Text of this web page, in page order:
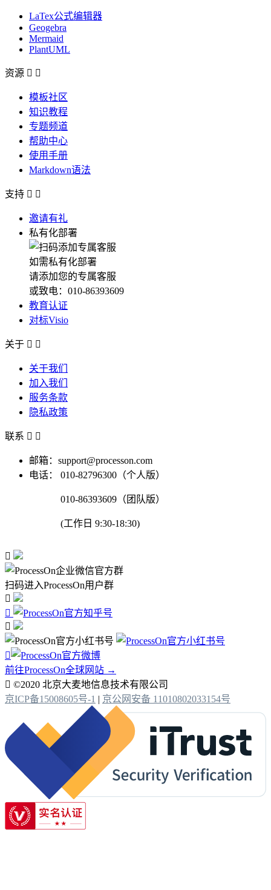
LaTex公式编辑器
Geogebra
Mermaid
PlantUML
资源  
模板社区
知识教程
专题频道
帮助中心
使用手册
Markdown语法
支持  
邀请有礼
私有化部署
如需私有化部署
请添加您的专属客服
或致电：010-86393609
教育认证
对标Visio
关于  
关于我们
加入我们
服务条款
隐私政策
联系  
邮箱：support@processon.com
电话：
010-82796300（个人版）
010-86393609（团队版）
(工作日 9:30-18:30)

扫码进入ProcessOn用户群




前往ProcessOn全球网站 →
 ©2020 北京大麦地信息技术有限公司
京ICP备15008605号-1 | 京公网安备 11010802033154号